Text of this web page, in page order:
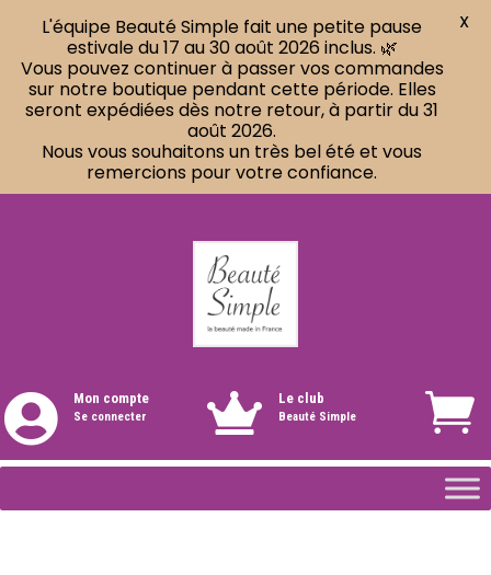
 Mon compte
Se connecter  Le club
Beauté Simple
L'équipe Beauté Simple fait une petite pause
estivale du 17 au 30 août 2026 inclus. 🌿
Vous pouvez continuer à passer vos commandes
sur notre boutique pendant cette période. Elles
seront expédiées dès notre retour, à partir du 31
août 2026.
Nous vous souhaitons un très bel été et vous
remercions pour votre confiance.
X